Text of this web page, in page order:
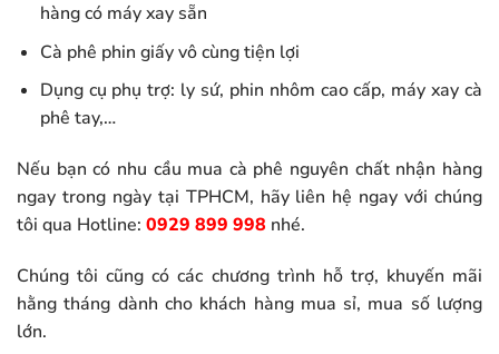
hàng có máy xay sẵn
Cà phê phin giấy vô cùng tiện lợi
Dụng cụ phụ trợ: ly sứ, phin nhôm cao cấp, máy xay cà
phê tay,…
Nếu bạn có nhu cầu mua cà phê nguyên chất nhận hàng
ngay trong ngày tại TPHCM, hãy liên hệ ngay với chúng
tôi qua Hotline: 0929 899 998 nhé.
Chúng tôi cũng có các chương trình hỗ trợ, khuyến mãi
hằng tháng dành cho khách hàng mua sỉ, mua số lượng
lớn.